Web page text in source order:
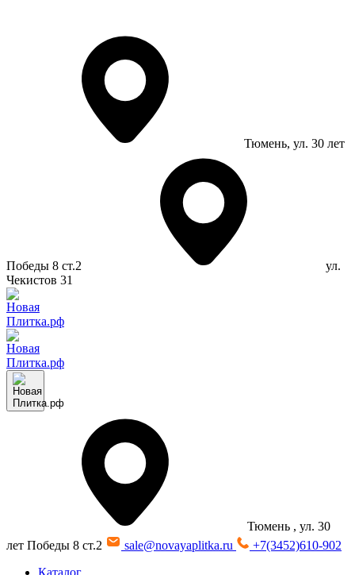
Тюмень, ул. 30 лет
Победы 8 ст.2
ул.
Чекистов 31
Тюмень , ул. 30
лет Победы 8 ст.2
sale@novayaplitka.ru
+7(3452)610-902
Каталог